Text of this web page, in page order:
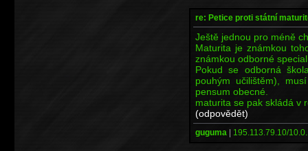
re: Petice proti státní
Ještě jednou pro méně
Maturita je známkou
známkou odborné
Pokud se odborná
pouhým učilištěm),
pensum obecné.
maturita se pak skládá v
(odpovědět)
guguma | 195.113.79.10/